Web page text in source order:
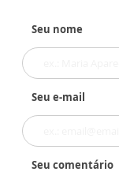
Seu nome
Seu e-mail
Seu comentário